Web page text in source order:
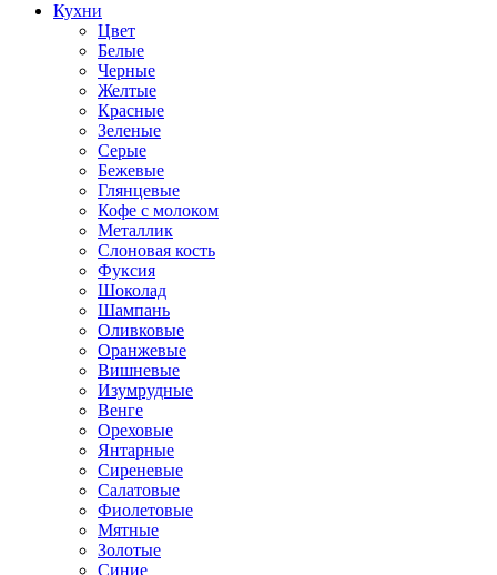
Кухни
Цвет
Белые
Черные
Желтые
Красные
Зеленые
Серые
Бежевые
Глянцевые
Кофе с молоком
Металлик
Слоновая кость
Фуксия
Шоколад
Шампань
Оливковые
Оранжевые
Вишневые
Изумрудные
Венге
Ореховые
Янтарные
Сиреневые
Салатовые
Фиолетовые
Мятные
Золотые
Синие